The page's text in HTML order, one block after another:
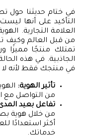
في ختام حديثنا حول
التأكيد على أنها
العلامة التجارية.
من قبل العالم وكيف
تمتلك منتجًا مميزًا
الجاذبية. في هذه
في منتجك فقط لأنه لا
تأثير الهوية:
من التواصل مع
تفاعل بعيد
من خلال هوية
أكثر استعدادًا
خدماتك.